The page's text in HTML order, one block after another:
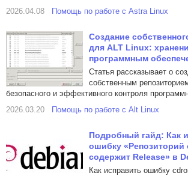
2026.04.08
Помощь по работе с Astra Linux
Создание
для ALT Linux:
программным
Статья рассказывает о
собственным
безопасного и эффективного контроля
2026.03.20
Помощь по работе с Alt Linux
Подробный гайд: Как
ошибку «Репозиторий
содержит Release» в
Как исправить ошибку